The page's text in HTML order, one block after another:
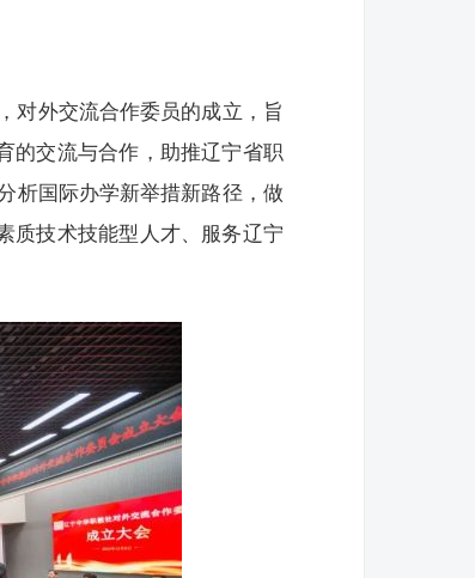
对外交流合作委员的成立，旨
的交流与合作，助推辽宁省职
析国际办学新举措新路径，做
质技术技能型人才、服务辽宁